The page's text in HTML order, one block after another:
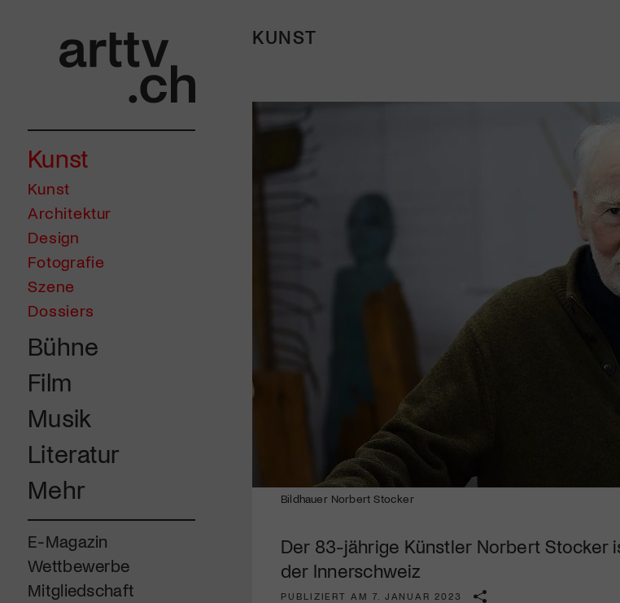
Kunst
Kunst
Architektur
Design
Fotografie
Szene
Dossiers
Bühne
Film
Musik
Literatur
Mehr
E-Magazin
Wettbewerbe
Mitgliedschaft
KUNST
Bildhauer Norbert Stocker
Der 83-jährige Künstler Norbert Stocker
der Innerschweiz
PUBLIZIERT AM 7. JANUAR 2023
Mach mit: «Be Part of the Art»!
Engagiere dich als Kulturliebhaber:in,
Mit deiner Mitgliedschaft erhältst du
diversen Kulturevents.
Jetzt Mitglied werden